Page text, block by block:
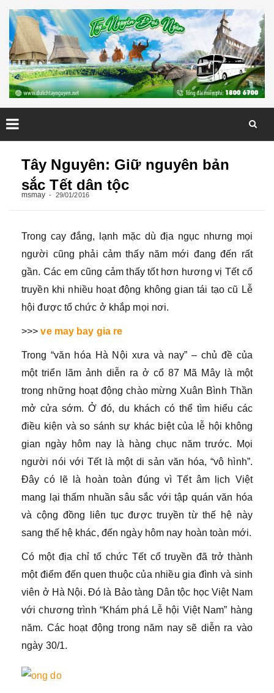
Tây Nguyên: Giữ nguyên bản
sắc Tết dân tộc
msmay 29/01/2016
Trong cay đắng, lạnh mặc dù địa ngục nhưng mọi
người cũng phải cảm thấy năm mới đang đến rất
gần. Các em cũng cảm thấy tốt hơn hương vị Tết cổ
truyền khi nhiều hoạt động không gian tái tạo cũ Lễ
hội được tổ chức ở khắp mọi nơi.
>>>ve may bay gia re
Trong “văn hóa Hà Nội xưa và nay” – chủ đề của
một triển lãm ảnh diễn ra ở cổ 87 Mã Mây là một
trong những hoạt động chào mừng Xuân Bình Thần
mở cửa sớm. Ở đó, du khách có thể tìm hiểu các
điều kiện và so sánh sự khác biệt của lễ hội không
gian ngày hôm nay là hàng chục năm trước. Mọi
người nói với Tết là một di sản văn hóa, “vô hình”.
Đây có lẽ là hoàn toàn đúng vì Tết âm lịch Việt
mang lại thấm nhuần sâu sắc với tập quán văn hóa
và cộng đồng liên tục được truyền từ thế hệ này
sang thế hệ khác, đến ngày hôm nay hoàn toàn mới.
Có một địa chỉ tổ chức Tết cổ truyền đã trở thành
một điểm đến quen thuộc của nhiều gia đình và sinh
viên ở Hà Nội. Đó là Bảo tàng Dân tộc học Việt Nam
với chương trình “Khám phá Lễ hội Việt Nam” hàng
năm. Các hoạt động trong năm nay sẽ diễn ra vào
ngày 30/1.